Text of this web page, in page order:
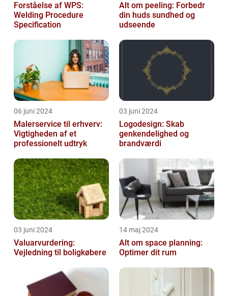
Forståelse af WPS:
Welding Procedure
Specification
Alt om peeling: Forbedr
din huds sundhed og
udseende
06 juni 2024
Malerservice til erhverv:
Vigtigheden af et
professionelt udtryk
03 juni 2024
Logodesign: Skab
genkendelighed og
brandværdi
03 juni 2024
Valuarvurdering:
Vejledning til boligkøbere
14 maj 2024
Alt om space planning:
Optimer dit rum